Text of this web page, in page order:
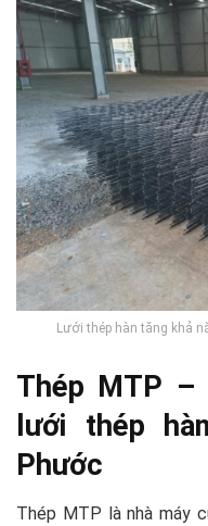
Lưới thép hàn tăng khả
Thép MTP –
lưới thép
Phước
Thép MTP là nhà máy